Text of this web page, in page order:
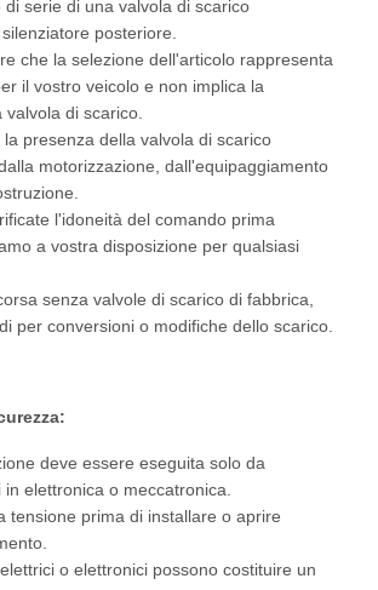
serie di una valvola di scarico
posteriore.
che la selezione dell'articolo rappresenta
il vostro veicolo e non implica la
di scarico.
la presenza della valvola di scarico
motorizzazione, dall'equipaggiamento
l'idoneità del comando prima
a vostra disposizione per qualsiasi
senza valvole di scarico di fabbrica,
per conversioni o modifiche dello scarico.
deve essere eseguita solo da
in elettronica o meccatronica.
tensione prima di installare o aprire
o elettronici possono costituire un